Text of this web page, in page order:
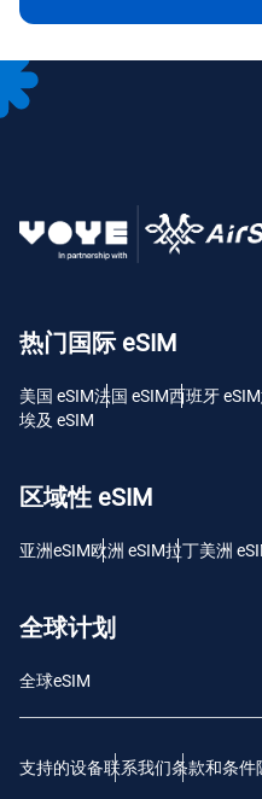
热门国际 eSIM
美国 eSIM法国 eSIM西班牙 eSIM
埃及 eSIM
区域性 eSIM
亚洲eSIM欧洲 eSIM拉丁美洲
全球计划
全球eSIM
支持的设备联系我们条款和条件